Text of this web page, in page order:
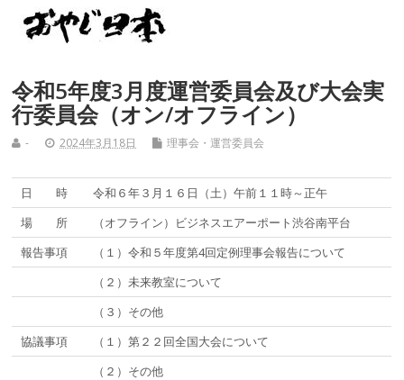
令和5年度3月度運営委員会及び大会実
行委員会（オン/オフライン）
- 2024年3月18日 理事会・運営委員会
日 時
令和６年３月１６日（土）午前１１時～正午
場 所
（オフライン）ビジネスエアーポート渋谷南平台
報告事項
（１）令和５年度第4回定例理事会報告について
（２）未来教室について
（３）その他
協議事項
（１）第２２回全国大会について
（２）その他